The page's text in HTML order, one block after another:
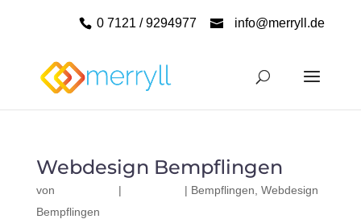
0 7121 / 9294977 info@merryll.de
Webdesign Bempflingen
von | | Bempflingen Webdesign
Bempflingen